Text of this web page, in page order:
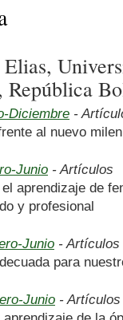
Diciembre -
al nuevo
Junio - Artículos
aprendizaje de
y profesional
Junio - Artículos
para
Junio - Artículos